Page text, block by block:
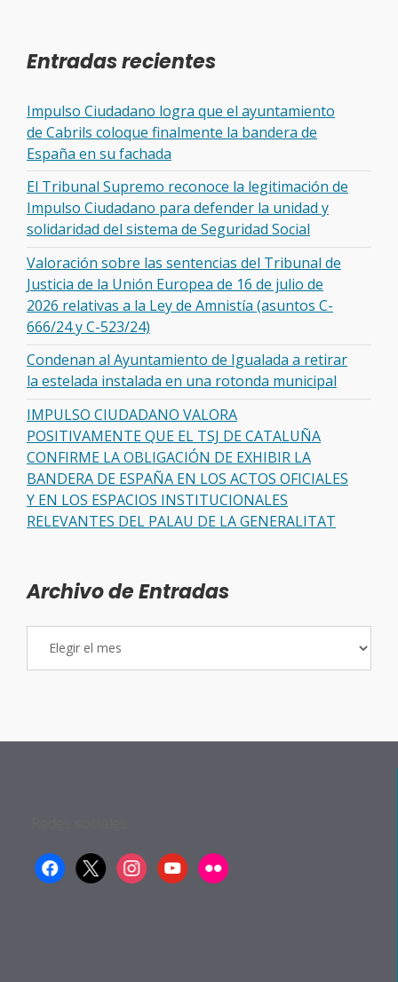
Entradas recientes
Impulso Ciudadano logra que el ayuntamiento
de Cabrils coloque finalmente la bandera de
España en su fachada
El Tribunal Supremo reconoce la legitimación de
Impulso Ciudadano para defender la unidad y
solidaridad del sistema de Seguridad Social
Valoración sobre las sentencias del Tribunal de
Justicia de la Unión Europea de 16 de julio de
2026 relativas a la Ley de Amnistía (asuntos C-
666/24 y C-523/24)
Condenan al Ayuntamiento de Igualada a retirar
la estelada instalada en una rotonda municipal
IMPULSO CIUDADANO VALORA
POSITIVAMENTE QUE EL TSJ DE CATALUÑA
CONFIRME LA OBLIGACIÓN DE EXHIBIR LA
BANDERA DE ESPAÑA EN LOS ACTOS OFICIALES
Y EN LOS ESPACIOS INSTITUCIONALES
RELEVANTES DEL PALAU DE LA GENERALITAT
Archivo de Entradas
facebook
x instagramyoutubeflickr